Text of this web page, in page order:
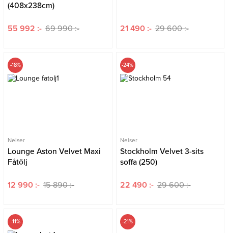
(408x238cm)
55 992 :- 69 990 :- 21 490 :- 29 600 :-
-18%
Neiser
Lounge Aston Velvet Maxi
Fåtölj
12 990 :- 15 890 :-
-24%
Neiser
Stockholm Velvet 3-sits
soffa (250)
22 490 :- 29 600 :-
-11% -21%